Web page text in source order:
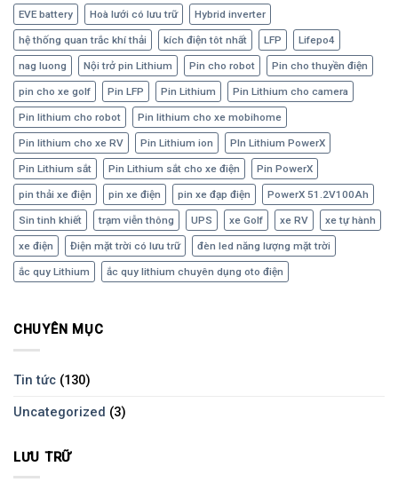
EVE battery Hoà lưới có lưu trữ Hybrid inverter
hệ thống quan trắc khí thải kích điện tôt nhất LFP Lifepo4
nag luong Nội trở pin Lithium Pin cho robot Pin cho thuyền điện
pin cho xe golf Pin LFP Pin Lithium Pin Lithium cho camera
Pin lithium cho robot Pin lithium cho xe mobihome
Pin lithium cho xe RV Pin Lithium ion PIn Lithium PowerX
Pin Lithium sắt Pin Lithium sắt cho xe điện Pin PowerX
pin thải xe điện pin xe điện pin xe đạp điện PowerX 51.2V100Ah
Sin tinh khiết trạm viễn thông UPS xe Golf xe RV xe tự hành
xe điện Điện mặt trời có lưu trữ đèn led năng lượng mặt trời
ắc quy Lithium ắc quy lithium chuyên dụng oto điện
CHUYÊN MỤC
Tin tức (130)
Uncategorized (3)
LƯU TRỮ